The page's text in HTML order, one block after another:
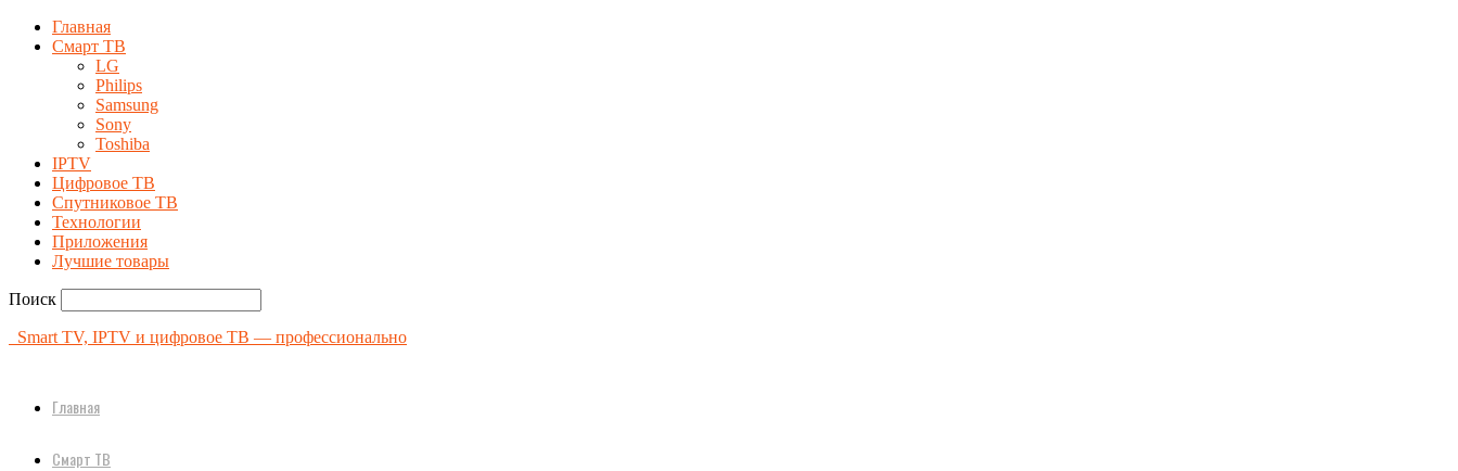
Главная
Смарт ТВ
LG
Philips
Samsung
Sony
Toshiba
IPTV
Цифровое ТВ
Спутниковое ТВ
Технологии
Приложения
Лучшие товары
Поиск
Smart TV, IPTV и цифровое ТВ — профессионально
Главная
Смарт ТВ